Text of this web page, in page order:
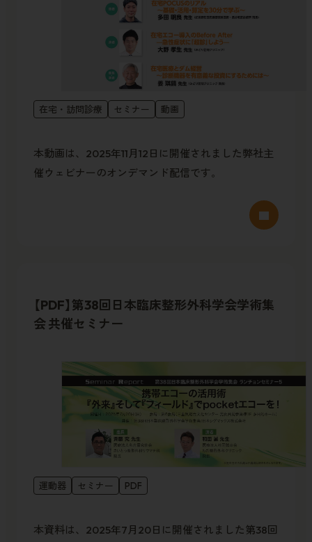
在宅・訪問診療 セミナー 動画
本動画は、2025年11月12日に開催されました弊社主
催ウェビナーのオンデマンド配信です。
【PDF】第38回日本臨床整形外科学会学術集
会 共催セミナー
運動器 セミナー PDF
本資料は、2025年7月20日に開催されました第38回